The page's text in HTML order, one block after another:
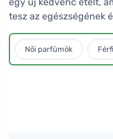
tesz az egészségének
Női parfümök